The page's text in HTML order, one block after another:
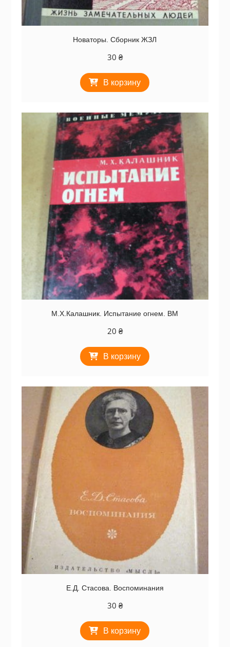
Новаторы. Сборник ЖЗЛ
30 ₴
В корзину
М.Х.Калашник. Испытание огнем. ВМ
20 ₴
В корзину
Е.Д. Стасова. Воспоминания
30 ₴
В корзину